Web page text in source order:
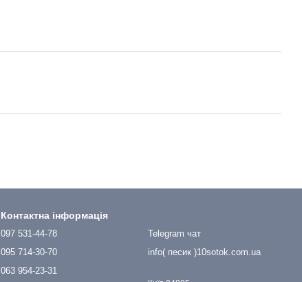
Контактна інформація
097 531-44-78
095 714-30-70
063 954-23-31
Telegram чат
info( песик )10sotok.com.ua